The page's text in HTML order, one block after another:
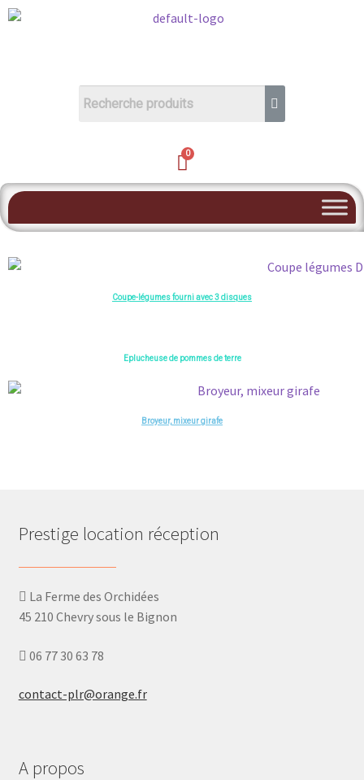
Coupe-légumes fourni avec 3 disques
Eplucheuse de pommes de terre
Broyeur, mixeur girafe
Prestige location réception
La Ferme des Orchidées
45 210 Chevry sous le Bignon
06 77 30 63 78
contact-plr@orange.fr
A propos